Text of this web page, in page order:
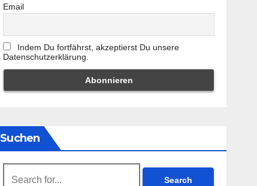
Email
Indem Du fortfährst, akzeptierst Du unsere
Datenschutzerklärung.
Suchen